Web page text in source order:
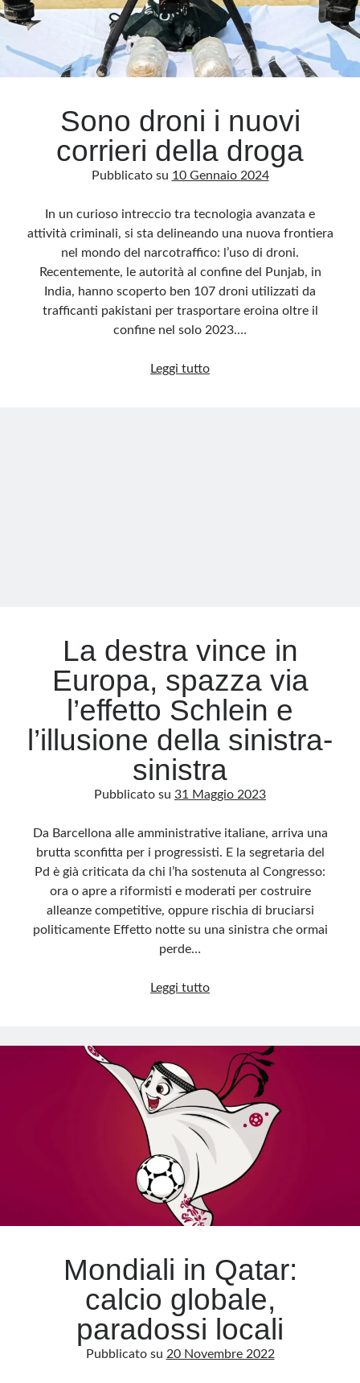
Sono droni i nuovi
corrieri della droga
Pubblicato su 10 Gennaio 2024
In un curioso intreccio tra tecnologia avanzata e
attività criminali, si sta delineando una nuova frontiera
nel mondo del narcotraffico: l’uso di droni.
Recentemente, le autorità al confine del Punjab, in
India, hanno scoperto ben 107 droni utilizzati da
trafficanti pakistani per trasportare eroina oltre il
confine nel solo 2023.…
Leggi tuttoSono
La destra vince in
Europa, spazza via
l’effetto Schlein e
l’illusione della sinistra-
sinistra
Pubblicato su 31 Maggio 2023
Da Barcellona alle amministrative italiane, arriva una
brutta sconfitta per i progressisti. E la segretaria del
Pd è già criticata da chi l’ha sostenuta al Congresso:
ora o apre a riformisti e moderati per costruire
alleanze competitive, oppure rischia di bruciarsi
politicamente Effetto notte su una sinistra che ormai
perde…
Leggi tuttoLa
in
Europa,
spazza
via
l’effetto
Schlein
e
l’illusione
sinistra-
Mondiali in Qatar:
calcio globale,
paradossi locali
Pubblicato su 20 Novembre 2022